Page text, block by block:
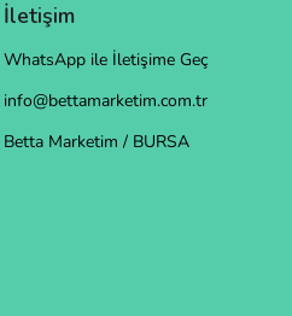
İletişim
WhatsApp ile İletişime Geç
info@bettamarketim.com.tr
Betta Marketim / BURSA